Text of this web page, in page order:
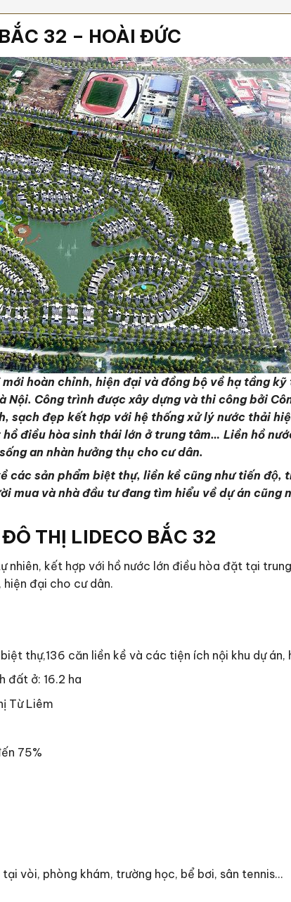
32 – HOÀI ĐỨC
hoàn chỉnh, hiện đại và đồng bộ về hạ tầng
Nội. Công trình được xây dựng và thi công bởi
sạch đẹp kết hợp với hệ thống xử lý nước thải
điều hòa sinh thái lớn ở trung tâm… Liền hồ
an nhàn hưởng thụ cho cư dân.
các sản phẩm biệt thự, liền kề cũng như tiến độ,
mua và nhà đầu tư đang tìm hiểu về dự án
THỊ LIDECO BẮC 32
nhiên, kết hợp với hồ nước lớn điều hòa đặt tại
đại cho cư dân.
thự,136 căn liền kề và các tiện ích nội khu dự
đất ở: 16.2 ha
Từ Liêm
75%
vòi, phòng khám, trường học, bể bơi, sân tennis…